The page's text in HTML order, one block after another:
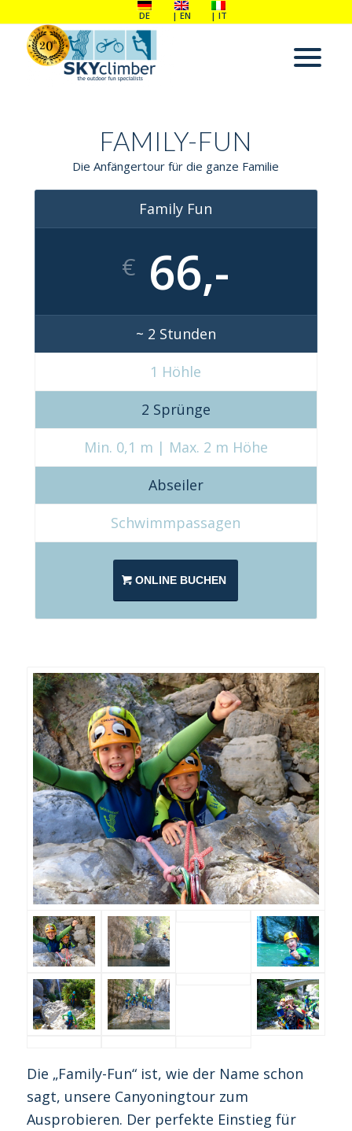
DE EN IT
FAMILY-FUN
Die Anfängertour für die ganze Familie
Family Fun
€ 66,-
~ 2 Stunden
1 Höhle
2 Sprünge
Min. 0,1 m | Max. 2 m Höhe
Abseiler
Schwimmpassagen
ONLINE BUCHEN
Die „Family-Fun“ ist, wie der Name schon
sagt, unsere Canyoningtour zum
Ausprobieren. Der perfekte Einstieg für